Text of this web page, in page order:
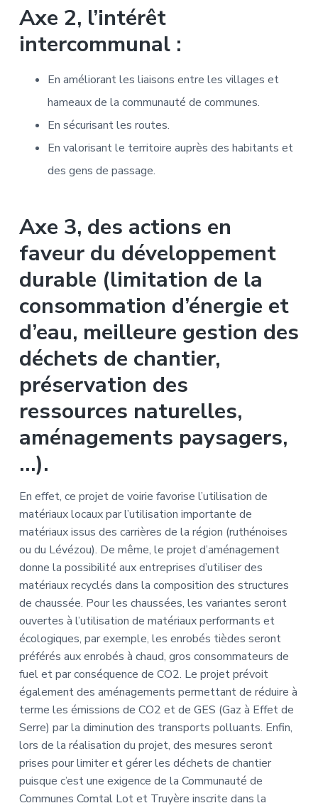
Axe 2, l’intérêt
intercommunal :
En améliorant les liaisons entre les villages et
hameaux de la communauté de communes.
En sécurisant les routes.
En valorisant le territoire auprès des habitants et
des gens de passage.
Axe 3, des actions en
faveur du développement
durable (limitation de la
consommation d’énergie et
d’eau, meilleure gestion des
déchets de chantier,
préservation des
ressources naturelles,
aménagements paysagers,
…).
En effet, ce projet de voirie favorise l’utilisation de
matériaux locaux par l’utilisation importante de
matériaux issus des carrières de la région (ruthénoises
ou du Lévézou). De même, le projet d’aménagement
donne la possibilité aux entreprises d’utiliser des
matériaux recyclés dans la composition des structures
de chaussée. Pour les chaussées, les variantes seront
ouvertes à l’utilisation de matériaux performants et
écologiques, par exemple, les enrobés tièdes seront
préférés aux enrobés à chaud, gros consommateurs de
fuel et par conséquence de CO2. Le projet prévoit
également des aménagements permettant de réduire à
terme les émissions de CO2 et de GES (Gaz à Effet de
Serre) par la diminution des transports polluants. Enfin,
lors de la réalisation du projet, des mesures seront
prises pour limiter et gérer les déchets de chantier
puisque c’est une exigence de la Communauté de
Communes Comtal Lot et Truyère inscrite dans la